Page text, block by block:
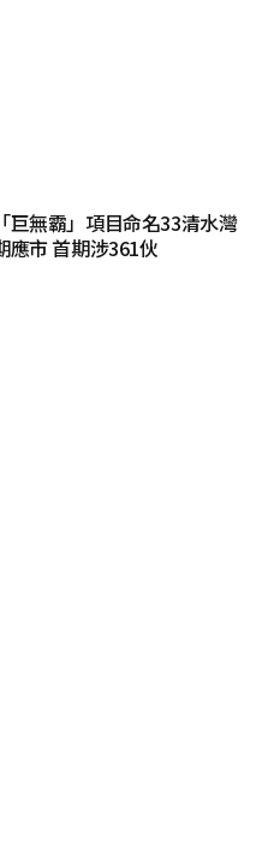
巨無霸」項目命名33清水灣
應市 首期涉361伙